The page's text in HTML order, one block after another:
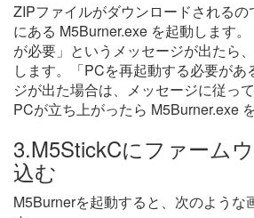
ZIPファイルがダウンロードされるの
にある M5Burner.exe を起動します
が必要」というメッセージが出たら
します。「PCを再起動する必要があ
ジが出た場合は、メッセージに従っ
PCが立ち上がったら M5Burner.exe
3.M5StickCにファーム
込む
M5Burnerを起動すると、次のような